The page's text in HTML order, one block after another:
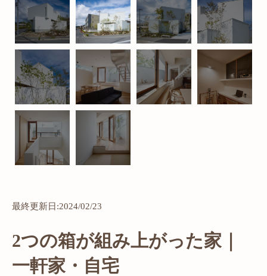
最終更新日:2024/02/23
2つの箱が組み上がった家｜
一軒家・自宅